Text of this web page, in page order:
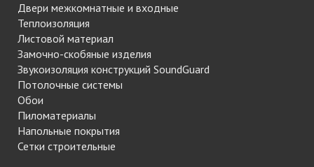
Двери межкомнатные и входные
Теплоизоляция
Листовой материал
Замочно-скобяные изделия
Звукоизоляция конструкций SoundGuard
Потолочные системы
Обои
Пиломатериалы
Напольные покрытия
Сетки строительные